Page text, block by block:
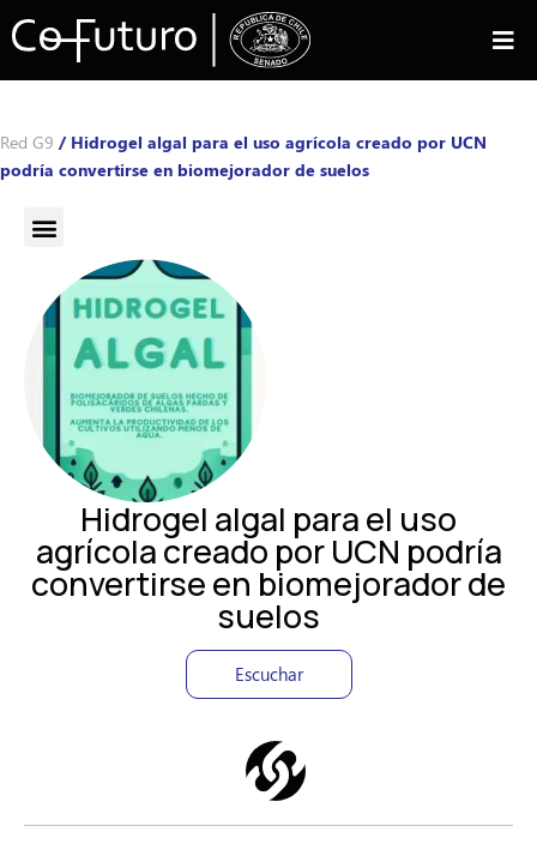
Red G9 / Hidrogel algal para el uso agrícola creado por UCN
podría convertirse en biomejorador de suelos
Hidrogel algal para el uso
agrícola creado por UCN podría
convertirse en biomejorador de
suelos
Escuchar